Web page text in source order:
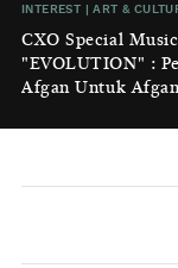
INTEREST |ART &
CXO Special
"EVOLUTION" :
Afgan Untuk